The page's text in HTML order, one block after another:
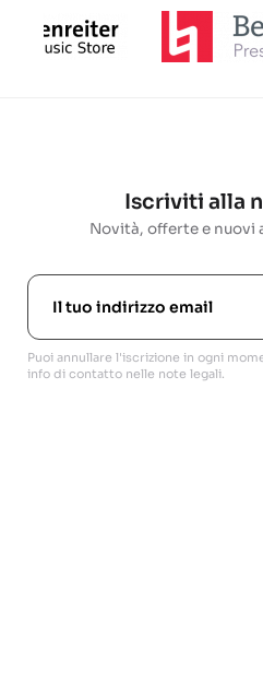
Iscriviti alla
Novità, offerte e nuovi
Puoi annullare l'iscrizione in ogni
info di contatto nelle note legali.